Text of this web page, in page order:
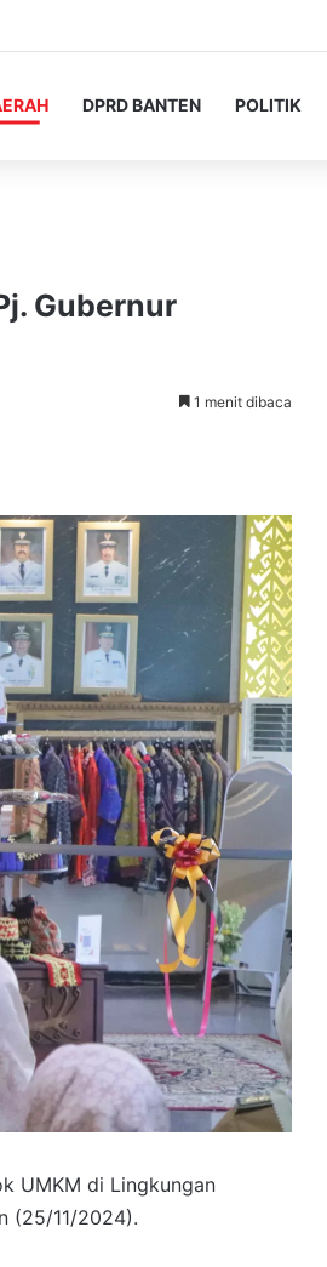
DPRD BANTEN POLITIK
Gubernur
1 menit dibaca
UMKM di Lingkungan
(25/11/2024).